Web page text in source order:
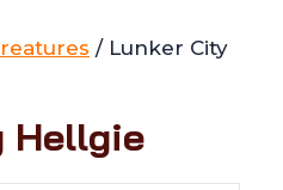
/ Lunker City
Hellgie